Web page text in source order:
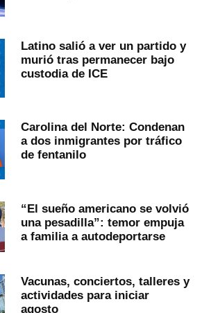
Latino salió a ver un partido y
murió tras permanecer bajo
custodia de ICE
Carolina del Norte: Condenan
a dos inmigrantes por tráfico
de fentanilo
“El sueño americano se volvió
una pesadilla”: temor empuja
a familia a autodeportarse
Vacunas, conciertos, talleres y
actividades para iniciar
agosto